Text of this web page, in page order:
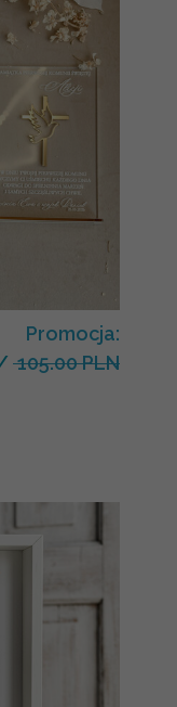
Promocja:
105.00 PLN